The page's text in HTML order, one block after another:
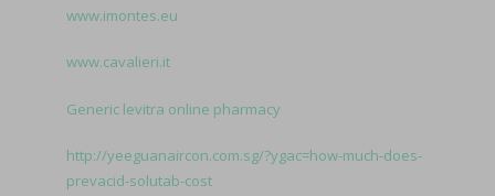
www.imontes.eu
www.cavalieri.it
Generic levitra online pharmacy
http://yeeguanaircon.com.sg/?ygac=how-much-does-
prevacid-solutab-cost